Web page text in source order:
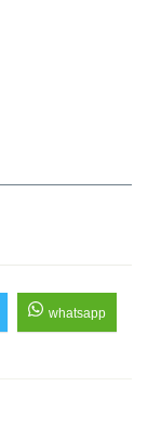
whatsapp